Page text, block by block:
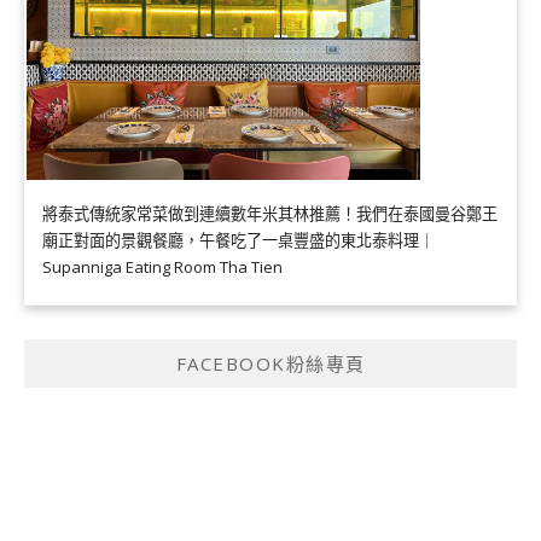
將泰式傳統家常菜做到連續數年米其林推薦！我們在泰國曼谷鄭王
廟正對面的景觀餐廳，午餐吃了一桌豐盛的東北泰料理｜
Supanniga Eating Room Tha Tien
FACEBOOK粉絲專頁